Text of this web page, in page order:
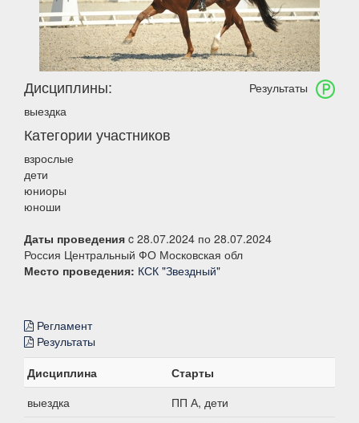
Результаты
Дисциплины:
выездка
Категории участников
взрослые
дети
юниоры
юноши
Даты проведения c 28.07.2024 по 28.07.2024
Россия Центральный ФО Московская обл
Место проведения: КСК "Звездный"
Регламент
Результаты
Дисциплина
Старты
выездка
ПП А, дети